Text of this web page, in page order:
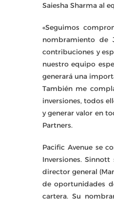
Saiesha Sharma al
«Seguimos
nombramiento de
contribuciones y
nuestro equipo
generará una
También me
inversiones, todos
y generar valor en
Partners.
Pacific Avenue se
Inversiones.
director general
de oportunidades
cartera. Su